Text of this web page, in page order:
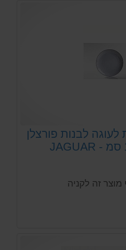
לעוגה לבנות פורצלן
זה לקניה